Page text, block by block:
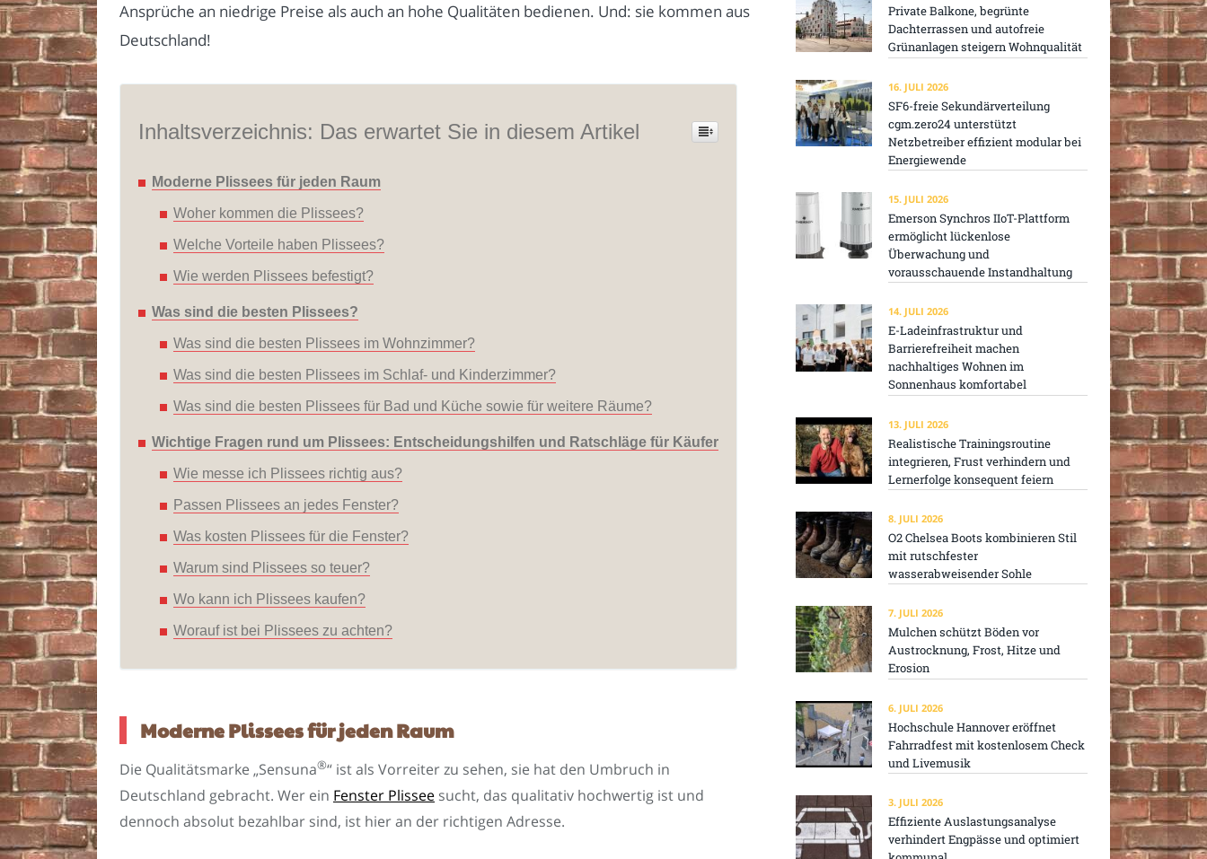
Ansprüche an niedrige Preise als auch an hohe Qualitäten bedienen. Und: sie kommen aus
Deutschland!
Inhaltsverzeichnis: Das erwartet Sie in diesem Artikel
Moderne Plissees für jeden Raum
Woher kommen die Plissees?
Welche Vorteile haben Plissees?
Wie werden Plissees befestigt?
Was sind die besten Plissees?
Was sind die besten Plissees im Wohnzimmer?
Was sind die besten Plissees im Schlaf- und Kinderzimmer?
Was sind die besten Plissees für Bad und Küche sowie für weitere Räume?
Wichtige Fragen rund um Plissees: Entscheidungshilfen und Ratschläge für Käufer
Wie messe ich Plissees richtig aus?
Passen Plissees an jedes Fenster?
Was kosten Plissees für die Fenster?
Warum sind Plissees so teuer?
Wo kann ich Plissees kaufen?
Worauf ist bei Plissees zu achten?
Moderne Plissees für jeden Raum
Die Qualitätsmarke „Sensuna®“ ist als Vorreiter zu sehen, sie hat den Umbruch in
Deutschland gebracht. Wer ein Fenster Plissee sucht, das qualitativ hochwertig ist und
dennoch absolut bezahlbar sind, ist hier an der richtigen Adresse.
Private Balkone, begrünte
Dachterrassen und autofreie
Grünanlagen steigern Wohnqualität
16. JULI 2026
SF6-freie Sekundärverteilung
cgm.zero24 unterstützt
Netzbetreiber effizient modular bei
Energiewende
15. JULI 2026
Emerson Synchros IIoT-Plattform
ermöglicht lückenlose
Überwachung und
vorausschauende Instandhaltung
14. JULI 2026
E-Ladeinfrastruktur und
Barrierefreiheit machen
nachhaltiges Wohnen im
Sonnenhaus komfortabel
13. JULI 2026
Realistische Trainingsroutine
integrieren, Frust verhindern und
Lernerfolge konsequent feiern
8. JULI 2026
O2 Chelsea Boots kombinieren Stil
mit rutschfester
wasserabweisender Sohle
7. JULI 2026
Mulchen schützt Böden vor
Austrocknung, Frost, Hitze und
Erosion
6. JULI 2026
Hochschule Hannover eröffnet
Fahrradfest mit kostenlosem Check
und Livemusik
3. JULI 2026
Effiziente Auslastungsanalyse
verhindert Engpässe und optimiert